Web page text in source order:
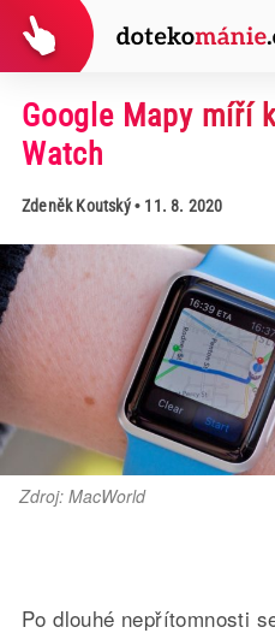
Google Mapy míří
Watch
Zdeněk Koutský• 11. 8. 2020
Zdroj: MacWorld
Po dlouhé nepřítomnosti